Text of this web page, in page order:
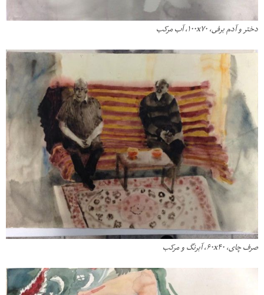
دختر و آدم برفى، ١٠٠x٧٠، آب مرکب
صرف چاى، ۶٠x۴٠، آبرنگ و مرکب